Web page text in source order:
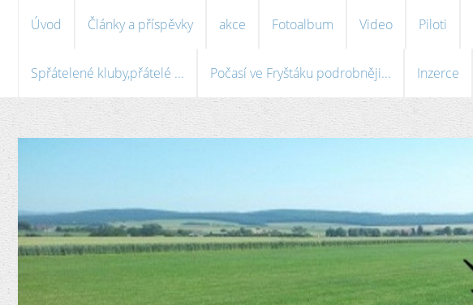
Úvod Články a příspěvky akce Fotoalbum Video Piloti
Spřátelené kluby,přátelé ... Počasí ve Fryštáku podrobněji... Inzerce